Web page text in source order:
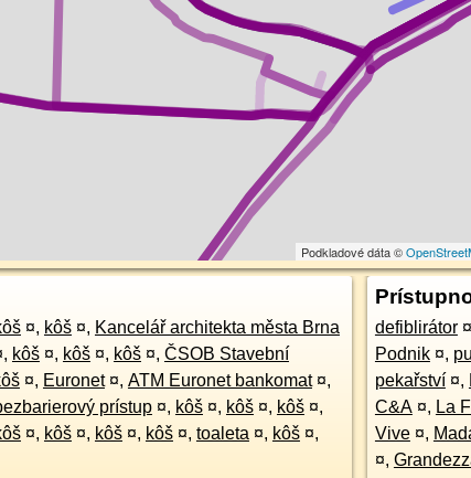
Podkladové dáta ©
¤, kôš ¤, Kancelář architekta města Brna
, kôš ¤, kôš ¤, kôš ¤, ČSOB Stavební
¤, Euronet ¤, ATM Euronet bankomat ¤,
prístup ¤, kôš ¤, kôš ¤, kôš ¤,
¤, kôš ¤, kôš ¤, kôš ¤, toaleta ¤, kôš ¤,
defiblirátor ¤
Podnik ¤,
pekařství ¤,
C&A ¤, La
Vive ¤,
¤,